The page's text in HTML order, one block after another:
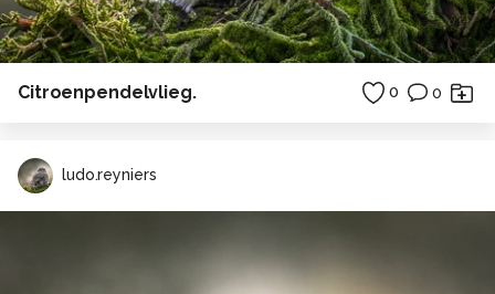
Citroenpendelvlieg. 0 0
ludo.reyniers